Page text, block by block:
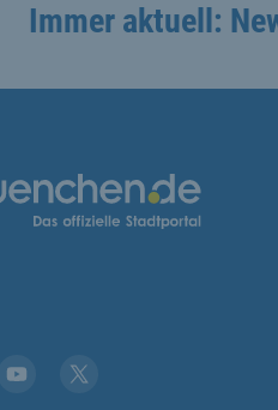
Immer aktuell:
Links